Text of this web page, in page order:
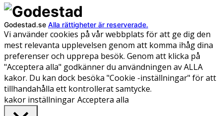
Godestad.se Alla rättigheter är reserverade.
Vi använder cookies på vår webbplats för att ge dig den
mest relevanta upplevelsen genom att komma ihåg dina
preferenser och upprepa besök. Genom att klicka på
"Acceptera alla" godkänner du användningen av ALLA
kakor. Du kan dock besöka "Cookie -inställningar" för att
tillhandahålla ett kontrollerat samtycke.
kakor inställningar Acceptera alla